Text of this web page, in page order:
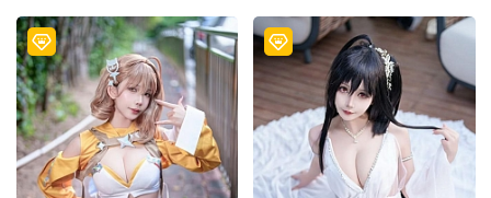
三度_69 – NO.091 520特辑 纯白花语 [52P-142MB] 2026-03-
19
桜井宁宁 – NO.130 纺愿缘结 [69P1V-3.42GB] 2024-12-01
[Xiuren秀人网]2023.10.10 NO.7486 雪糕CiCi[57+1P/488MB]
2024-03-09